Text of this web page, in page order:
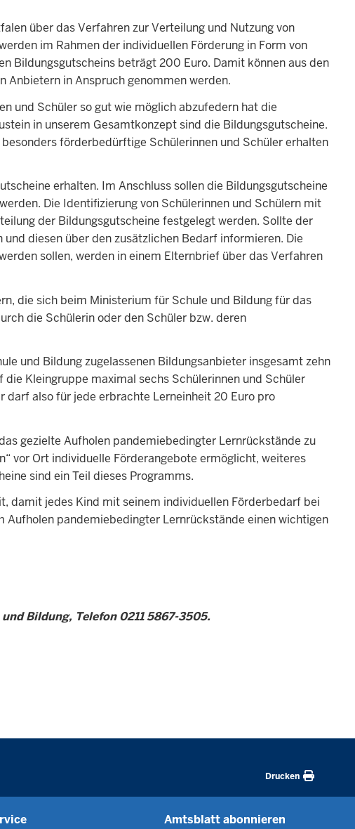
über das Verfahren zur Verteilung und Nutzung von
im Rahmen der individuellen Förderung in Form von
Bildungsgutscheins beträgt 200 Euro. Damit können aus den
in Anspruch genommen werden.
und Schüler so gut wie möglich abzufedern hat die
in unserem Gesamtkonzept sind die Bildungsgutscheine.
förderbedürftige Schülerinnen und Schüler erhalten
erhalten. Im Anschluss sollen die Bildungsgutscheine
Die Identifizierung von Schülerinnen und Schülern mit
der Bildungsgutscheine festgelegt werden. Sollte der
diesen über den zusätzlichen Bedarf informieren. Die
sollen, werden in einem Elternbrief über das Verfahren
die sich beim Ministerium für Schule und Bildung für das
die Schülerin oder den Schüler bzw. deren
und Bildung zugelassenen Bildungsanbieter insgesamt zehn
Kleingruppe maximal sechs Schülerinnen und Schüler
darf also für jede erbrachte Lerneinheit 20 Euro pro
gezielte Aufholen pandemiebedingter Lernrückstände zu
vor Ort individuelle Förderangebote ermöglicht, weiteres
sind ein Teil dieses Programms.
damit jedes Kind mit seinem individuellen Förderbedarf bei
Aufholen pandemiebedingter Lernrückstände einen wichtigen
Bildung, Telefon 0211 5867-3505.
Drucken
Amtsblatt abonnieren